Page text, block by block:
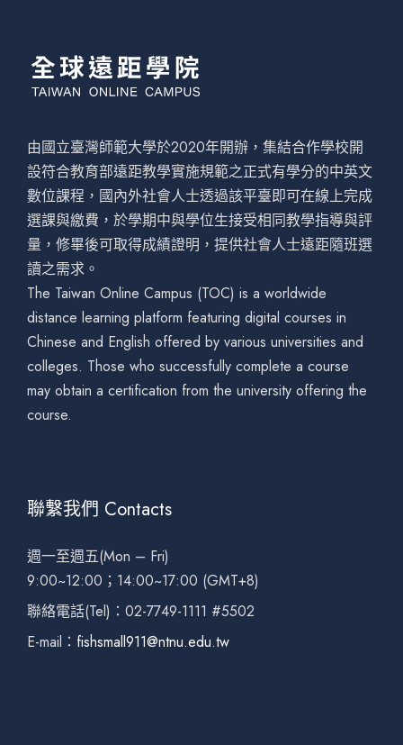
由國立臺灣師範大學於2020年開辦，集結合作學校開
設符合教育部遠距教學實施規範之正式有學分的中英文
數位課程，國內外社會人士透過該平臺即可在線上完成
選課與繳費，於學期中與學位生接受相同教學指導與評
量，修畢後可取得成績證明，提供社會人士遠距隨班選
讀之需求。
The Taiwan Online Campus (TOC) is a worldwide
distance learning platform featuring digital courses in
Chinese and English offered by various universities and
colleges. Those who successfully complete a course
may obtain a certification from the university offering the
course.
聯繫我們 Contacts
週一至週五(Mon – Fri)
9:00~12:00；14:00~17:00 (GMT+8)
聯絡電話(Tel)：02-7749-1111 #5502
E-mail： fishsmall911@ntnu.edu.tw